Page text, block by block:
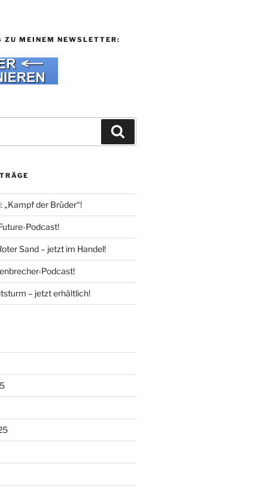
ZU MEINEM NEWSLETTER:
„Kampf der Brüder“!
Podcast!
Sand – jetzt im Handel!
Podcast!
– jetzt erhältlich!